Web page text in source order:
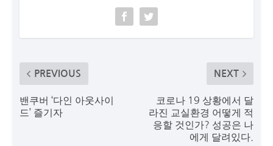
PREVIOUS
밴쿠버 ‘다인 아웃사이
드’ 즐기자
NEXT
코로나 19 상황에서 달
라진 교실환경 어떻게 적
응할 것인가? 성공은 나
에게 달려있다.